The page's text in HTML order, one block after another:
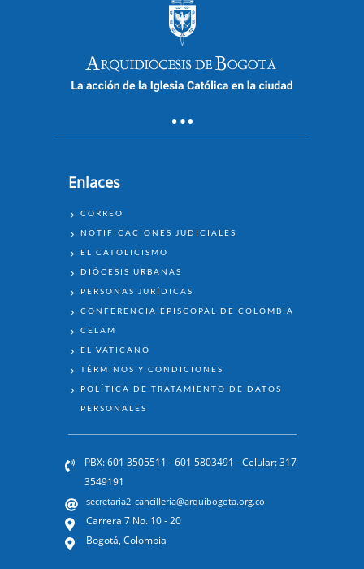
Enlaces
ENLACES
CORREO
NOTIFICACIONES JUDICIALES
EL CATOLICISMO
DIÓCESIS URBANAS
PERSONAS JURÍDICAS
CONFERENCIA EPISCOPAL DE COLOMBIA
CELAM
EL VATICANO
TÉRMINOS Y CONDICIONES
POLÍTICA DE TRATAMIENTO DE DATOS
PERSONALES
PBX: 601 3505511 - 601 5803491 - Celular: 317
3549191
secretaria2_cancilleria@arquibogota.org.co
Carrera 7 No. 10 - 20
Bogotá, Colombia